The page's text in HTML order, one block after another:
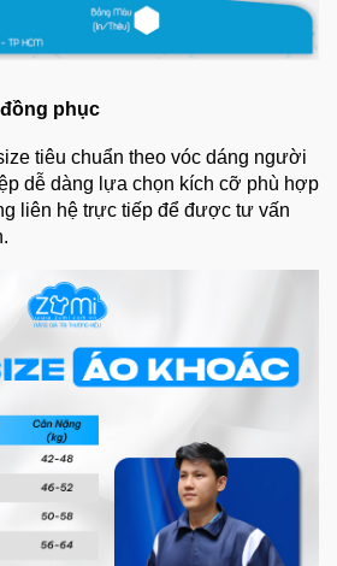
phục
tiêu chuẩn theo vóc dáng người
dễ dàng lựa chọn kích cỡ phù hợp
liên hệ trực tiếp để được tư vấn